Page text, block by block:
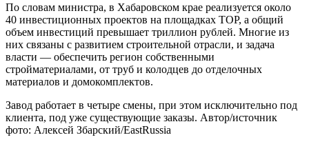
По словам министра, в Хабаровском крае реализуется около
40 инвестиционных проектов на площадках ТОР, а общий
объем инвестиций превышает триллион рублей. Многие из
них связаны с развитием строительной отрасли, и задача
власти — обеспечить регион собственными
стройматериалами, от труб и колодцев до отделочных
материалов и домокомплектов.
Завод работает в четыре смены, при этом исключительно под
клиента, под уже существующие заказы. Автор/источник
фото: Алексей Збарский/EastRussia